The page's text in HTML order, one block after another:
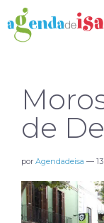
de
por Agendadeisa —